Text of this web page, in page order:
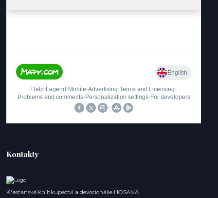
Kontakty
Křesťanské knihkupectví a devocionálie HOSANA